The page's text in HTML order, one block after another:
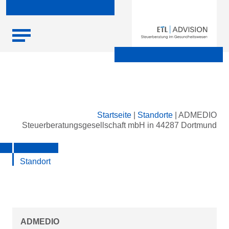
content
Startseite Standorte
ADMEDIO
Steuerberatungsgesellschaft mbH in 44287 Dortmund
Standort
ADMEDIO